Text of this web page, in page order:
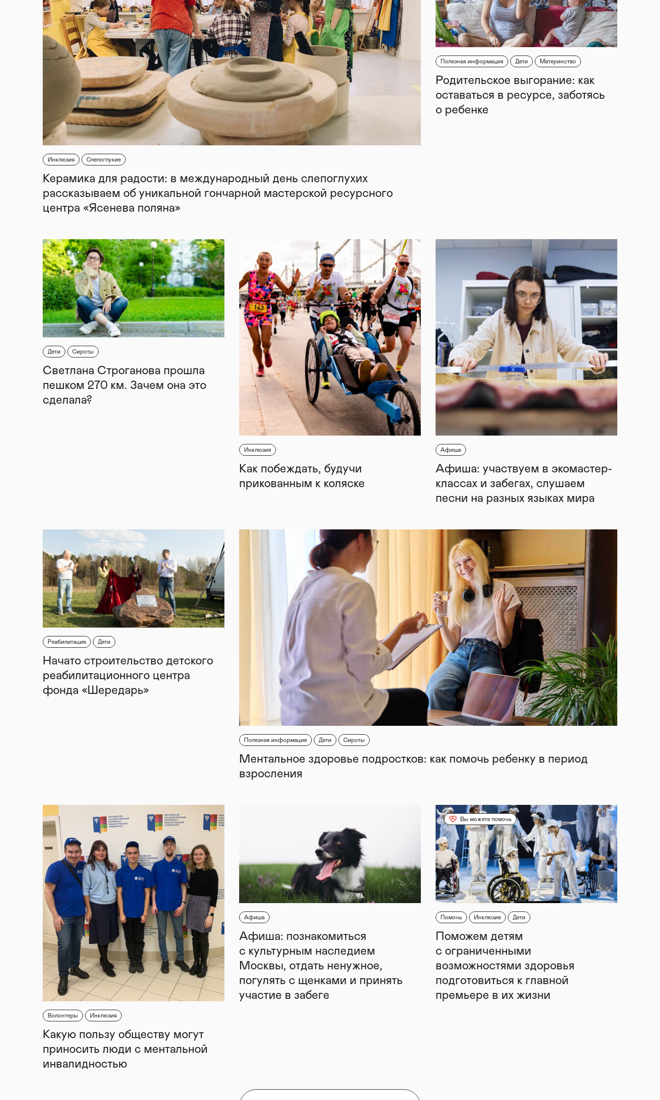
Мы верим, что каждый человек, участвующий в благотворительности
не просто помогает другим, но и наполняет особым смыслом свою
жизнь и становится примером для других.
Помогаем ВМЕСТЕ!
Мы готовы к сотрудничеству со всеми, кто разделяет миссию и идеи
нашего фонда.
Вы можете связаться с нами по телефону: 8 953 72 37 089
или по электронному адресу: fondpreodolenie@fond68.ru
Инклюзия Слепоглухие
Керамика для радости: в международный день слепоглухих
рассказываем об уникальной гончарной мастерской ресурсного
центра «Ясенева поляна»
Полезная информация Дети Материнство
Родительское выгорание: как
оставаться в ресурсе, заботясь
о ребенке
Дети Сироты
Светлана Строганова прошла
пешком 270 км. Зачем она это
сделала?
Инклюзия
Как побеждать, будучи
прикованным к коляске
Афиша
Афиша: участвуем в экомастер-
классах и забегах, слушаем
песни на разных языках мира
Реабилитация Дети
Начато строительство детского
реабилитационного центра
фонда «Шередарь»
Полезная информация Дети Сироты
Ментальное здоровье подростков: как помочь ребенку в период
взросления
Волонтеры Инклюзия
Какую пользу обществу могут
приносить люди с ментальной
инвалидностью
Афиша
Афиша: познакомиться
с культурным наследием
Москвы, отдать ненужное,
погулять с щенками и принять
участие в забеге
Вы можете помочь
Помочь Инклюзия Дети
Поможем детям
с ограниченными
возможностями здоровья
подготовиться к главной
премьере в их жизни